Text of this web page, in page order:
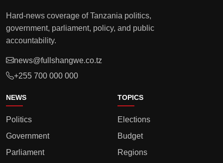
Hard-news coverage of Tanzania politics,
government, parliament, policy, and public
accountability.
news@fullshangwe.co.tz
+255 700 000 000
NEWS
Politics
Government
Parliament
TOPICS
Elections
Budget
Regions